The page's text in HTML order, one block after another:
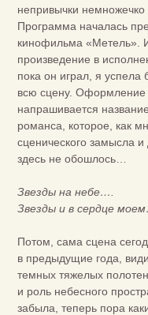
непривычки
Программа началась
кинофильма «Метель».
произведение в
пока он играл, я успела
всю сцену. Оформление
напрашивается
романса, которое, как
сценического замысла
здесь не обошлось…
Звезды на небе….
Звезды и в сердце
Потом, сама сцена
в предыдущие года,
темных тяжелых
и роль небесного
забыла, теперь пора